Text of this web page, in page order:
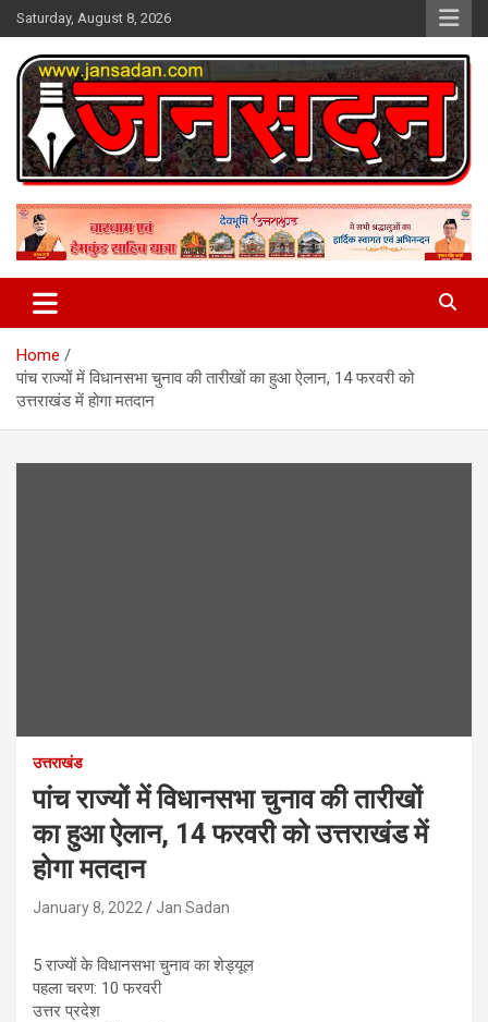
Skip
to
content
Saturday, August 8, 2026
Jan Sadan
Home
पांच राज्यों में विधानसभा चुनाव की तारीखों का हुआ ऐलान, 14 फरवरी को
उत्तराखंड में होगा मतदान
उत्तराखंड
पांच राज्यों में विधानसभा चुनाव की तारीखों
का हुआ ऐलान, 14 फरवरी को उत्तराखंड में
होगा मतदान
January 8, 2022 Jan Sadan
5 राज्यों के विधानसभा चुनाव का शेड्यूल
पहला चरण: 10 फरवरी
उत्तर प्रदेश